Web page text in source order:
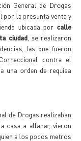
General de Drogas
por la presunta venta y
ubicada por calle
ciudad, se realizaron
las que fueron
contra el
una orden de requisa
de Drogas realizaban
casa a allanar, vieron
a los pocos metros